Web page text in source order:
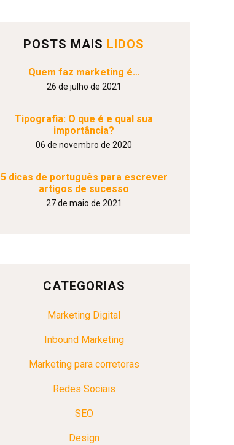
POSTS MAIS LIDOS
Quem faz marketing é…
26 de julho de 2021
Tipografia: O que é e qual sua
importância?
06 de novembro de 2020
5 dicas de português para escrever
artigos de sucesso
27 de maio de 2021
CATEGORIAS
Marketing Digital
Inbound Marketing
Marketing para corretoras
Redes Sociais
SEO
Design